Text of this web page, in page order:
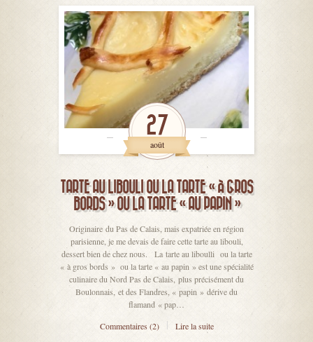
27
août
TARTE AU LIBOULI OU LA TARTE « À GROS
BORDS » OU LA TARTE « AU PAPIN »
Originaire du Pas de Calais, mais expatriée en région
parisienne, je me devais de faire cette tarte au libouli,
dessert bien de chez nous. La tarte au liboulli ou la tarte
« à gros bords » ou la tarte « au papin » est une spécialité
culinaire du Nord Pas de Calais, plus précisément du
Boulonnais, et des Flandres, « papin » dérive du
flamand « pap…
Commentaires (2)
Lire la suite